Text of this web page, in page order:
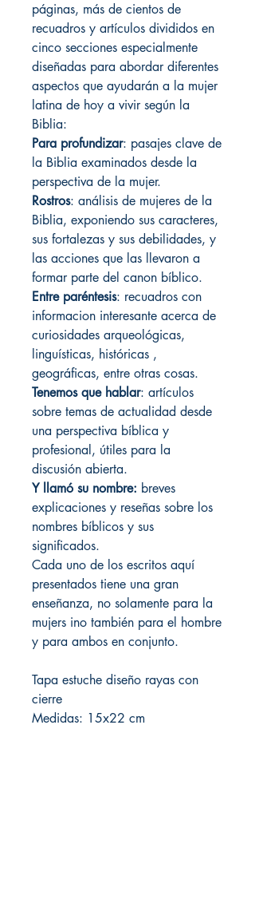
páginas, más de cientos de
recuadros y artículos divididos en
cinco secciones especialmente
diseñadas para abordar diferentes
aspectos que ayudarán a la mujer
latina de hoy a vivir según la
Biblia:
Para profundizar: pasajes clave de
la Biblia examinados desde la
perspectiva de la mujer.
Rostros: análisis de mujeres de la
Biblia, exponiendo sus caracteres,
sus fortalezas y sus debilidades, y
las acciones que las llevaron a
formar parte del canon bíblico.
Entre paréntesis: recuadros con
informacion interesante acerca de
curiosidades arqueológicas,
linguísticas, históricas ,
geográficas, entre otras cosas.
Tenemos que hablar: artículos
sobre temas de actualidad desde
una perspectiva bíblica y
profesional, útiles para la
discusión abierta.
Y llamó su nombre: breves
explicaciones y reseñas sobre los
nombres bíblicos y sus
significados.
Cada uno de los escritos aquí
presentados tiene una gran
enseñanza, no solamente para la
mujers ino también para el hombre
y para ambos en conjunto.
Tapa estuche diseño rayas con
cierre
Medidas: 15x22 cm